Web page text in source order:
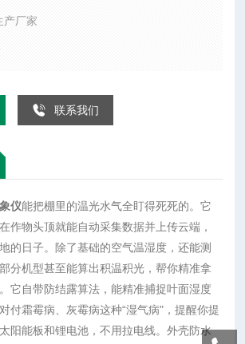
湿防病。自带太阳能板和锂电池，不用拉电
扔在雨雪或高
产厂家
联系我们
仪能把棚里的温光水气全盯得死死的。它
作物头顶就能自动采集数据并上传云端，
的日子。除了基础的空气温湿度，还能测
分机型甚至能算出积温积光，帮你精准拿
它自带防结露算法，能精准捕捉叶面湿度
付霜霉病、灰霉病这种“湿气病"，提醒你提
阳能板和锂电池，不用拉电线。外壳防水